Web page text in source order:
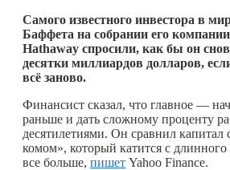
Самого известного инвестора в
Баффета на собрании его
Hathaway спросили, как бы он
десятки миллиардов долларов,
всё заново.
Финансист сказал, что главное —
раньше и дать сложному проценту
десятилетиями. Он сравнил
комом», который катится с длинного
все больше, пишет Yahoo Finance.